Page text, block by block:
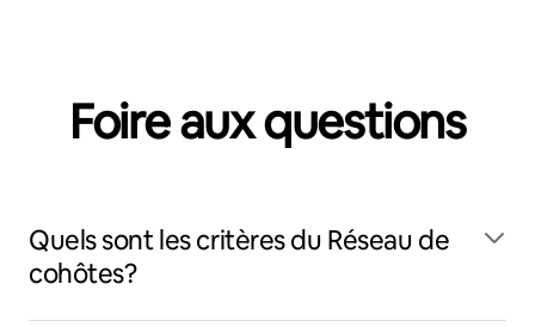
Foire aux questions
Quels sont les critères du Réseau de
cohôtes?